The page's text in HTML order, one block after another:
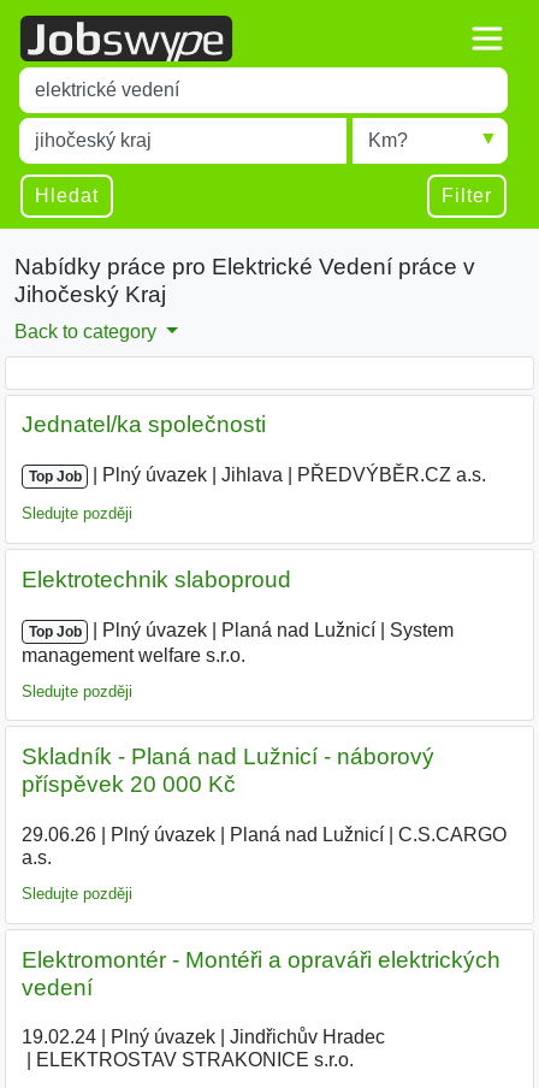
Title
Type 1 or more characters for results.
Místo
Type 1 or more characters for results.
Radius
Hledat Filter
Nabídky práce pro Elektrické Vedení práce v
Jihočeský Kraj
Back to category
Jednatel/ka společnosti
Top Job Plný úvazek Jihlava PŘEDVÝBĚR.CZ a.s.
Sledujte později
Elektrotechnik slaboproud
Top Job Plný úvazek Planá nad Lužnicí
System
management welfare s.r.o.
Sledujte později
Skladník - Planá nad Lužnicí - náborový
příspěvek 20 000 Kč
29.06.26| Plný úvazek| Planá nad Lužnicí|
C.S.CARGO
a.s.
Sledujte později
Elektromontér - Montéři a opraváři elektrických
vedení
19.02.24| Plný úvazek| Jindřichův Hradec|
ELEKTROSTAV STRAKONICE s.r.o.